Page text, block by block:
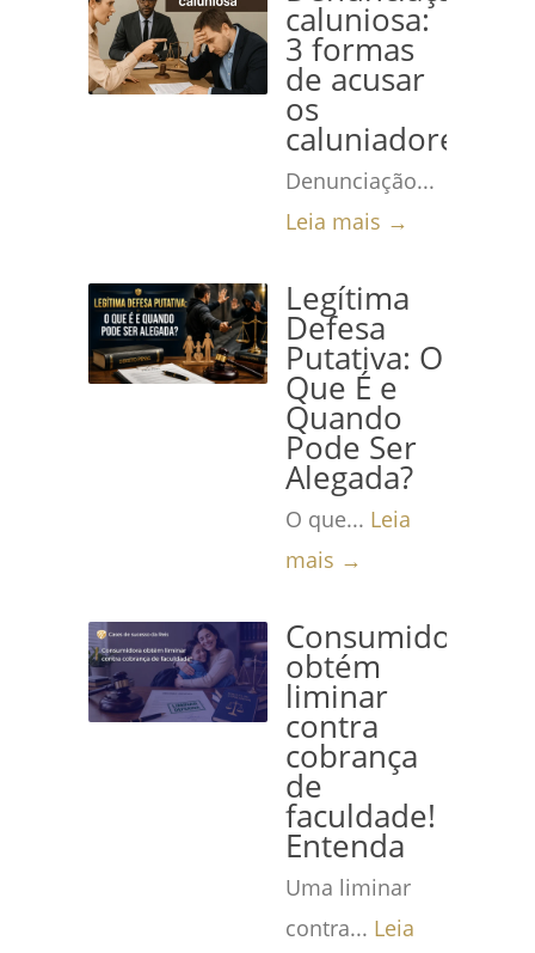
caluniosa:
3 formas
de acusar
os
caluniadores
Denunciação...
Leia mais →
Legítima
Defesa
Putativa: O
Que É e
Quando
Pode Ser
Alegada?
O que... Leia
mais →
Consumidora
obtém
liminar
contra
cobrança
de
faculdade!
Entenda
Uma liminar
contra... Leia